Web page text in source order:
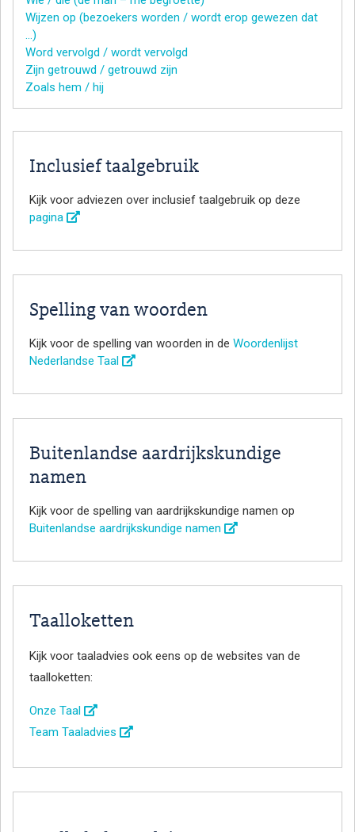
Wijzen op (bezoekers worden / wordt erop gewezen dat
…)
Word vervolgd / wordt vervolgd
Zijn getrouwd / getrouwd zijn
Zoals hem / hij
Inclusief taalgebruik
Kijk voor adviezen over inclusief taalgebruik op deze
pagina
Spelling van woorden
Kijk voor de spelling van woorden in de Woordenlijst
Nederlandse Taal
Buitenlandse aardrijkskundige
namen
Kijk voor de spelling van aardrijkskundige namen op
Buitenlandse aardrijkskundige namen
Taalloketten
Kijk voor taaladvies ook eens op de websites van de
taalloketten:
Onze Taal
Team Taaladvies